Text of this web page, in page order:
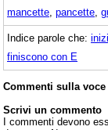
mancette pancette
Indice parole che:
finiscono con E
Commenti sulla voce
Scrivi un commento
I commenti devono